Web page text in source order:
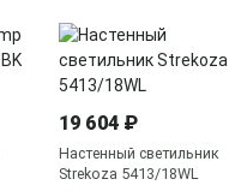
19 604 ₽
Настенный светильник
Strekoza 5413/18WL